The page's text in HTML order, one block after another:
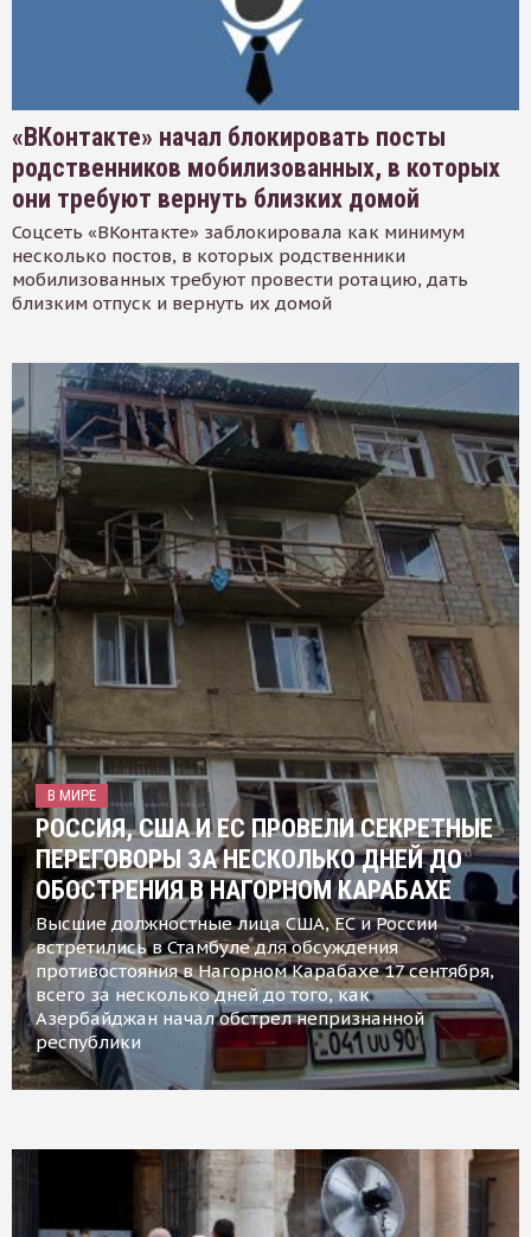
«ВКонтакте» начал блокировать посты
родственников мобилизованных, в которых
они требуют вернуть близких домой
Соцсеть «ВКонтакте» заблокировала как минимум
несколько постов, в которых родственники
мобилизованных требуют провести ротацию, дать
близким отпуск и вернуть их домой
В МИРЕ
РОССИЯ, США И ЕС ПРОВЕЛИ СЕКРЕТНЫЕ
ПЕРЕГОВОРЫ ЗА НЕСКОЛЬКО ДНЕЙ ДО
ОБОСТРЕНИЯ В НАГОРНОМ КАРАБАХЕ
Высшие должностные лица США, ЕС и России
встретились в Стамбуле для обсуждения
противостояния в Нагорном Карабахе 17 сентября,
всего за несколько дней до того, как
Азербайджан начал обстрел непризнанной
республики